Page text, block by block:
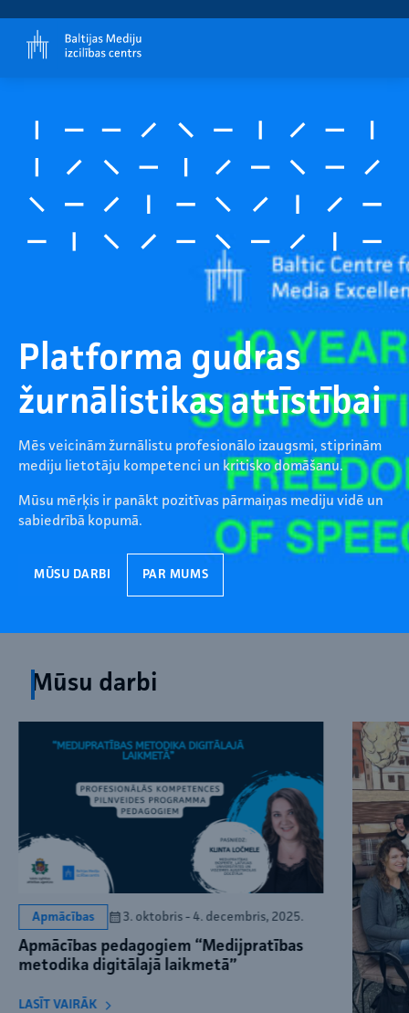
Platforma gudras
žurnālistikas attīstībai
Mēs veicinām žurnālistu profesionālo izaugsmi, stiprinām
mediju lietotāju kompetenci un kritisko domāšanu.
Mūsu mērķis ir panākt pozitīvas pārmaiņas mediju vidē un
sabiedrībā kopumā.
MŪSU DARBI PAR MUMS
Mūsu darbi
Apmācības 3. oktobris - 4. decembris, 2025.
Apmācības pedagogiem “Medijpratības
metodika digitālajā laikmetā”
LASĪT VAIRĀK